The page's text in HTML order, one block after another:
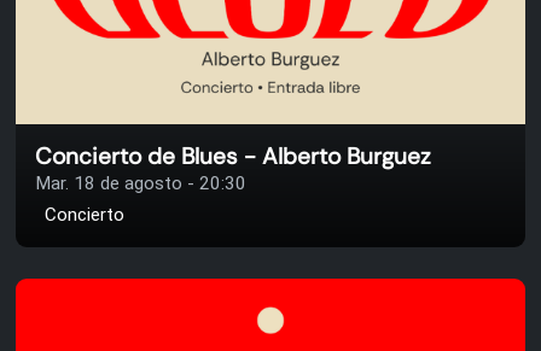
Concierto de Blues - Alberto Burguez
Mar. 18 de agosto - 20:30
Concierto